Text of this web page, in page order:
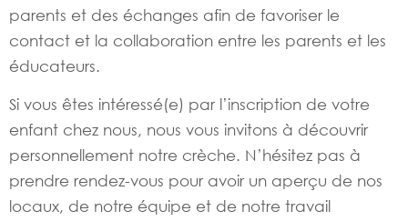
parents et des échanges afin de favoriser le
contact et la collaboration entre les parents et les
éducateurs.
Si vous êtes intéressé(e) par l’inscription de votre
enfant chez nous, nous vous invitons à découvrir
personnellement notre crèche. N’hésitez pas à
prendre rendez-vous pour avoir un aperçu de nos
locaux, de notre équipe et de notre travail